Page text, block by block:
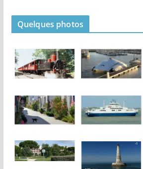
Quelques photos